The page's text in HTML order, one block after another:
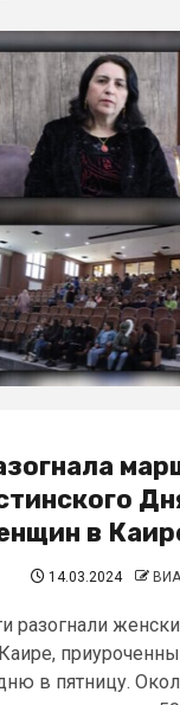
в
14.03.2024
разогнали
в пятницу.